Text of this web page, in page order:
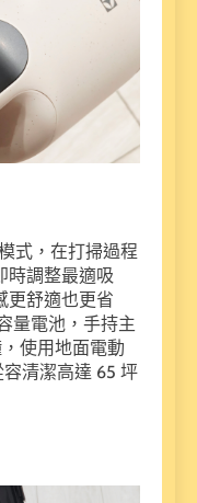
式，在打掃過程
時調整最適吸
更舒適也更省
量電池，手持主
使用地面電動
清潔高達 65 坪